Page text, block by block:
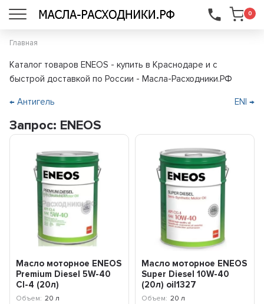
0
...
Главная
Каталог товаров ENEOS - купить в Краснодаре и с
быстрой доставкой по России - Масла-Расходники.РФ
ENI →
← Антигель
Запрос: ENEOS
Масло моторное ENEOS
Premium Diesel 5W-40
CI-4 (20л)
8809478942827
Объем: 20 л
Масло моторное ENEOS
Super Diesel 10W-40
(20л) oil1327
Объем: 20 л